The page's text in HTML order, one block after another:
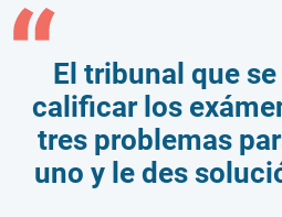
El tribunal que
calificar los
tres problemas
uno y le des